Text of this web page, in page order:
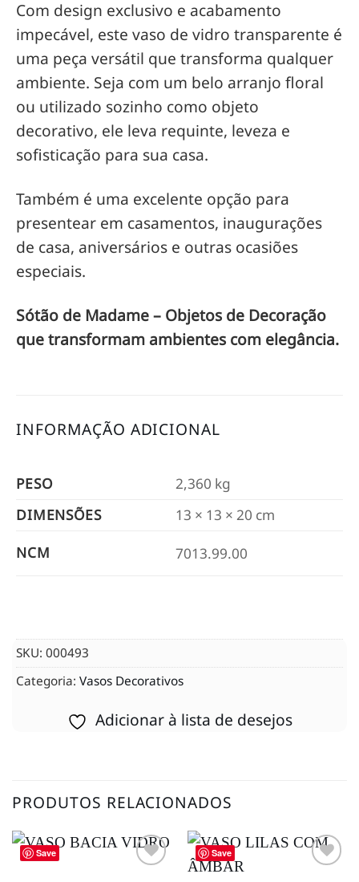
Com design exclusivo e acabamento
impecável, este vaso de vidro transparente é
uma peça versátil que transforma qualquer
ambiente. Seja com um belo arranjo floral
ou utilizado sozinho como objeto
decorativo, ele leva requinte, leveza e
sofisticação para sua casa.
Também é uma excelente opção para
presentear em casamentos, inaugurações
de casa, aniversários e outras ocasiões
especiais.
Sótão de Madame – Objetos de Decoração
que transformam ambientes com elegância.
INFORMAÇÃO ADICIONAL
PESO
2,360 kg
DIMENSÕES
13 × 13 × 20 cm
NCM 7013.99.00
SKU: 000493
Categoria: Vasos Decorativos
Adicionar à lista de desejos
PRODUTOS RELACIONADOS
Save Save